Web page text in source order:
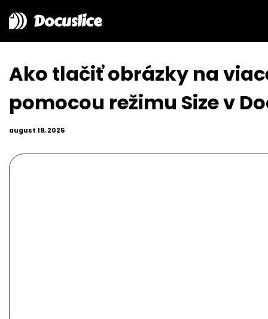
Docuslice
Ako tlačiť obrázky na
pomocou režimu Size v
august 19, 2025